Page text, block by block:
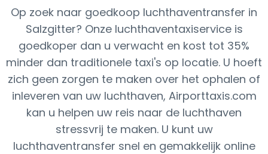
Op zoek naar goedkoop luchthaventransfer in
Salzgitter? Onze luchthaventaxiservice is
goedkoper dan u verwacht en kost tot 35%
minder dan traditionele taxi's op locatie. U hoeft
zich geen zorgen te maken over het ophalen of
inleveren van uw luchthaven, Airporttaxis.com
kan u helpen uw reis naar de luchthaven
stressvrij te maken. U kunt uw
luchthaventransfer snel en gemakkelijk online